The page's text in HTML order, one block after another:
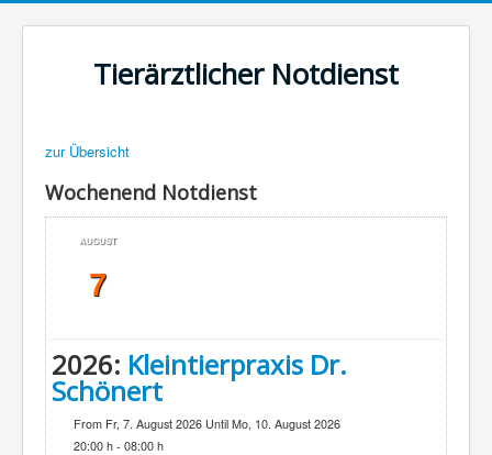
Tierärztlicher Notdienst
zur Übersicht
Wochenend Notdienst
AUGUST
7
2026: Kleintierpraxis Dr.
Schönert
From Fr, 7. August 2026 Until Mo, 10. August 2026
20:00 h - 08:00 h